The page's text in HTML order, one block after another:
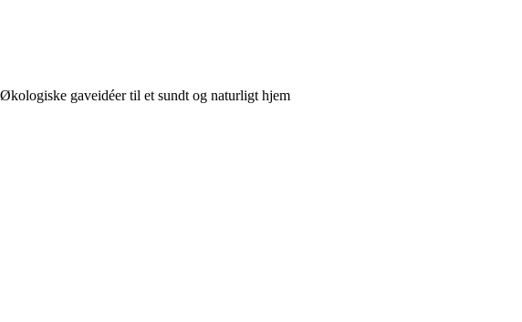
Økologiske gaveidéer til et sundt og naturligt hjem